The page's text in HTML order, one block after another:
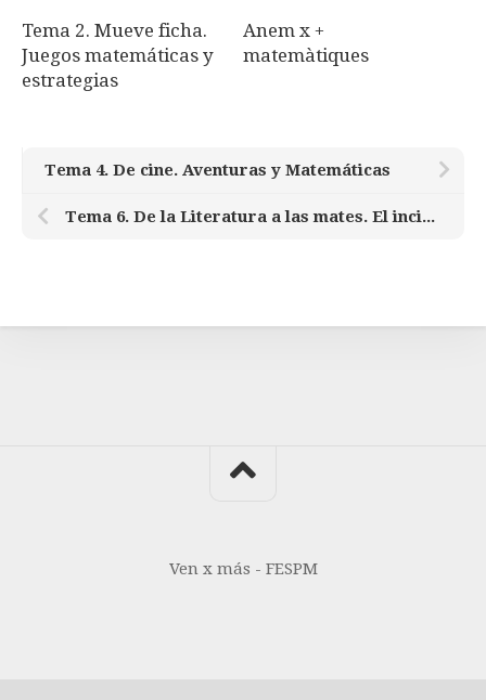
Tema 2. Mueve ficha.
Juegos matemáticas y
estrategias
Anem x +
matemàtiques
Tema 4. De cine. Aventuras y Matemáticas
Tema 6. De la Literatura a las mates. El incidente con + matemáticas
Ven x más - FESPM